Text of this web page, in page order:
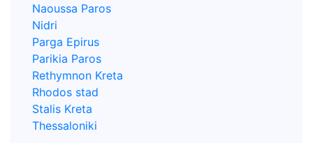
Naoussa Paros
Nidri
Parga Epirus
Parikia Paros
Rethymnon Kreta
Rhodos stad
Stalis Kreta
Thessaloniki